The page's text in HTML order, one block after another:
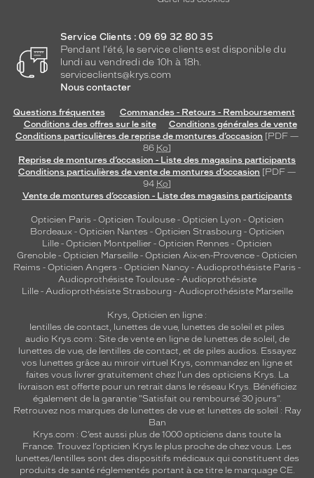
Service Clients : 09 69 32 80 35
Pendant l'été, le service clients est disponible du
lundi au vendredi de 10h à 18h.
serviceclients@krys.com
Nous contacter
Questions fréquentes
Commandes - Retours - Remboursement
Conditions des offres sur le site
Conditions générales de vente
Conditions particulières de reprise de montures d’occasion [PDF —
86 Ko]
Reprise de montures d’occasion - Liste des magasins participants
Conditions particulières de vente de montures d’occasion [PDF —
94 Ko]
Vente de montures d’occasion - Liste des magasins participants
Opticien Paris - Opticien Toulouse- Opticien Lyon - Opticien
Bordeaux- Opticien Nantes - Opticien Strasbourg - Opticien
Lille - Opticien Montpellier - Opticien Rennes - Opticien
Grenoble - Opticien Marseille - Opticien Aix-en-Provence - Opticien
Reims - Opticien Angers - Opticien Nancy - Audioprothésiste Paris -
Audioprothésiste Toulouse- Audioprothésiste
Lille- Audioprothésiste Strasbourg - Audioprothésiste Marseille
Krys, Opticien en ligne :
lentilles de contact, lunettes de vue, lunettes de soleil et piles
audio Krys.com : Site de vente en ligne de lunettes de soleil, de
lunettes de vue, de lentilles de contact, et de piles audios. Essayez
vos lunettes grâce au miroir virtuel Krys, commandez en ligne et
faites vous livrer gratuitement chez l'un des opticiens Krys. La
livraison est offerte pour un retrait dans le réseau Krys. Bénéficiez
également de la garantie "Satisfait ou remboursé 30 jours".
Retrouvez nos marques de lunettes de vue et lunettes de soleil : Ray
Ban
Krys.com : C’est aussi plus de 1000 opticiens dans toute la
France. Trouvez l’opticien Krys le plus proche de chez vous. Les
lunettes/lentilles sont des dispositifs médicaux qui constituent des
produits de santé réglementés portant à ce titre le marquage CE.